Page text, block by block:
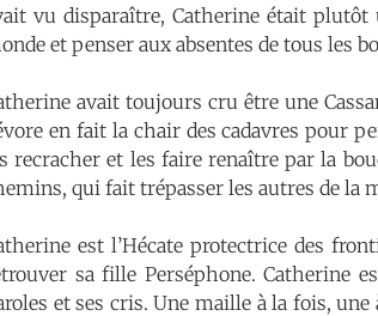
vu disparaître, Catherine était plutôt
et penser aux absentes de tous les
avait toujours cru être une
en fait la chair des cadavres pour
recracher et les faire renaître par la
qui fait trépasser les autres de la
est l’Hécate protectrice des
sa fille Perséphone. Catherine
et ses cris. Une maille à la fois, une